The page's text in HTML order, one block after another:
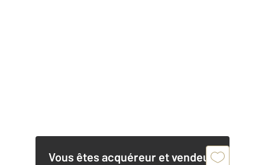
Vous êtes acquéreur et vendeur,